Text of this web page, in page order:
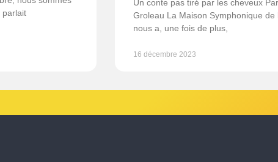
parlait
Un conte pas tiré par les cheveux
Groleau La Maison Symphonique de
nous a, une fois de plus,
16 décembre 2023